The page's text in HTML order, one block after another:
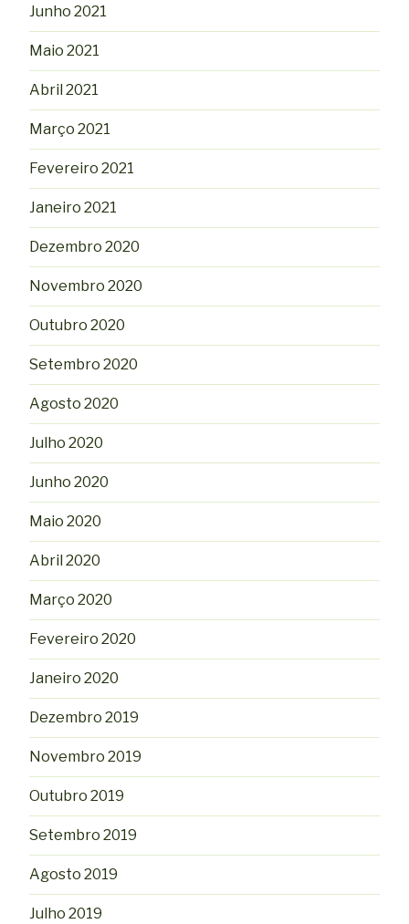
Junho 2021
Maio 2021
Abril 2021
Março 2021
Fevereiro 2021
Janeiro 2021
Dezembro 2020
Novembro 2020
Outubro 2020
Setembro 2020
Agosto 2020
Julho 2020
Junho 2020
Maio 2020
Abril 2020
Março 2020
Fevereiro 2020
Janeiro 2020
Dezembro 2019
Novembro 2019
Outubro 2019
Setembro 2019
Agosto 2019
Julho 2019